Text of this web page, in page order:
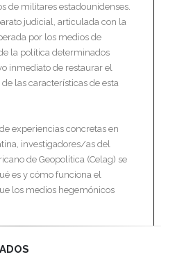
de militares estadounidenses.
judicial, articulada con la
por los medios de
la política determinados
inmediato de restaurar el
las características de esta
experiencias concretas en
investigadores/as del
de Geopolítica (Celag) se
es y cómo funciona el
los medios hegemónicos